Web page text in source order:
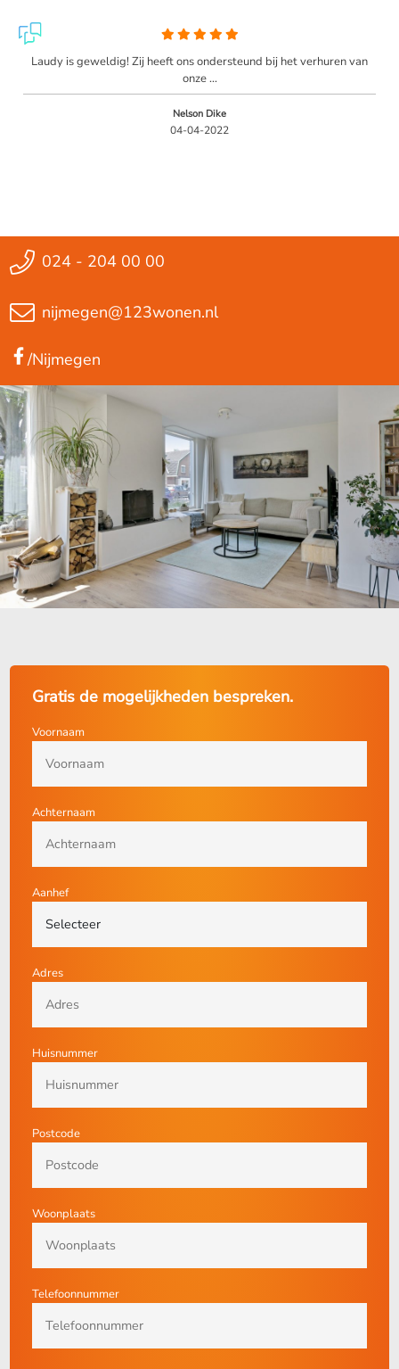
Laudy is geweldig! Zij heeft ons ondersteund bij het verhuren van
onze ...
Nelson Dike
04-04-2022
024 - 204 00 00
nijmegen@123wonen.nl
/Nijmegen
Gratis de mogelijkheden bespreken.
Voornaam
Achternaam
Aanhef
Adres
Huisnummer
Postcode
Woonplaats
Telefoonnummer